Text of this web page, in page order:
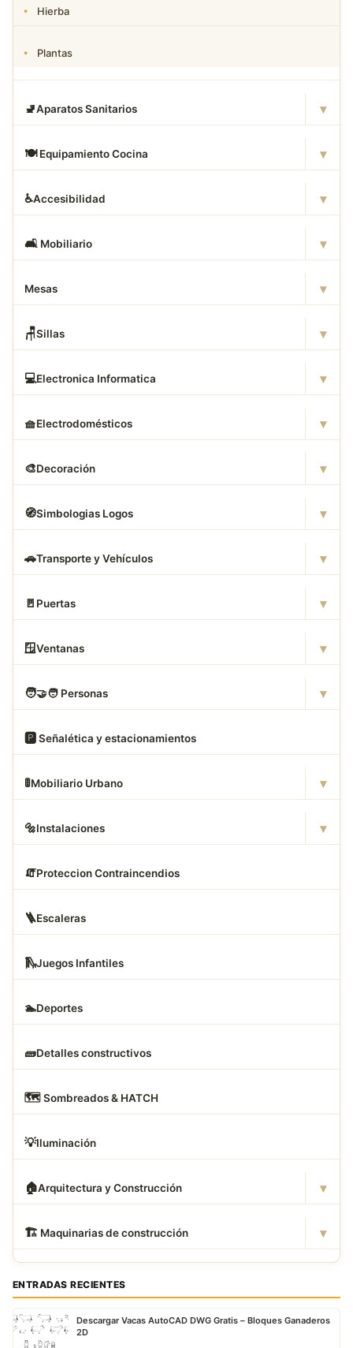
Hierba
Plantas
🚽Aparatos Sanitarios ▾
🍽️ Equipamiento Cocina ▾
♿Accesibilidad ▾
🛋 ️ Mobiliario ▾
Mesas ▾
🪑Sillas ▾
💻Electronica Informatica ▾
🧺Electrodomésticos ▾
🎨Decoración ▾
🧭Simbologias Logos ▾
🚗Transporte y Vehículos ▾
🚪 Puertas ▾
🪟Ventanas ▾
🧑‍🤝‍🧑 Personas ▾
🅿️ Señalética y estacionamientos
🚦Mobiliario Urbano ▾
🔩Instalaciones ▾
🧯Proteccion Contraincendios
🪜Escaleras
🛝Juegos Infantiles
🏊Deportes
🧱Detalles constructivos
🗺️ Sombreados & HATCH
💡Iluminación
🏠Arquitectura y Construcción ▾
🏗 ️ Maquinarias de construcción ▾
ENTRADAS RECIENTES
Descargar Vacas AutoCAD DWG Gratis – Bloques Ganaderos
2D